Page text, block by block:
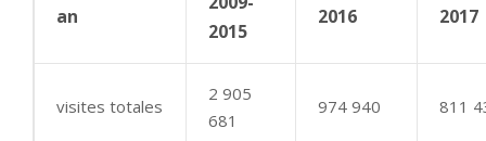
an
2015
2016 2017
visites totales
2 905
681
974 940 811